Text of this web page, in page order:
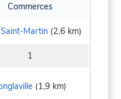
Commerces
Martin (2,6 km)
1
(1,9 km)